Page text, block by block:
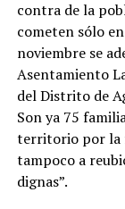
contra de la
cometen sólo
noviembre se
Asentamiento
del Distrito de
Son ya 75
territorio por la
tampoco a
dignas”.